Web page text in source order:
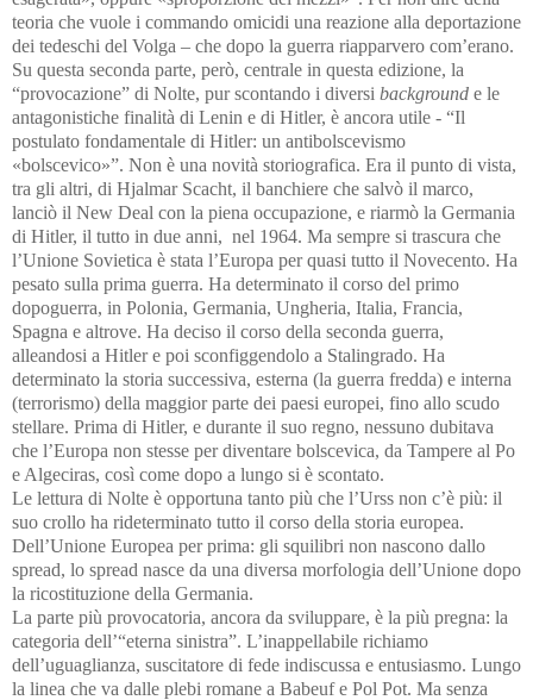
teoria che vuole i commando omicidi una reazione alla deportazione
dei tedeschi del Volga – che dopo la guerra riapparvero com’erano.
Su questa seconda parte, però, centrale in questa edizione, la
“provocazione” di Nolte, pur scontando i diversi background e le
antagonistiche finalità di Lenin e di Hitler, è ancora utile - “Il
postulato fondamentale di Hitler: un antibolscevismo
«bolscevico»”. Non è una novità storiografica. Era il punto di vista,
tra gli altri, di Hjalmar Scacht, il banchiere che salvò il marco,
lanciò il New Deal con la piena occupazione, e riarmò la Germania
di Hitler, il tutto in due anni, nel 1964. Ma sempre si trascura che
l’Unione Sovietica è stata l’Europa per quasi tutto il Novecento. Ha
pesato sulla prima guerra. Ha determinato il corso del primo
dopoguerra, in Polonia, Germania, Ungheria, Italia, Francia,
Spagna e altrove. Ha deciso il corso della seconda guerra,
alleandosi a Hitler e poi sconfiggendolo a Stalingrado. Ha
determinato la storia successiva, esterna (la guerra fredda) e interna
(terrorismo) della maggior parte dei paesi europei, fino allo scudo
stellare. Prima di Hitler, e durante il suo regno, nessuno dubitava
che l’Europa non stesse per diventare bolscevica, da Tampere al Po
e Algeciras, così come dopo a lungo si è scontato.
Le lettura di Nolte è opportuna tanto più che l’Urss non c’è più: il
suo crollo ha rideterminato tutto il corso della storia europea.
Dell’Unione Europea per prima: gli squilibri non nascono dallo
spread, lo spread nasce da una diversa morfologia dell’Unione dopo
la ricostituzione della Germania.
La parte più provocatoria, ancora da sviluppare, è la più pregna: la
categoria dell’“eterna sinistra”. L’inappellabile richiamo
dell’uguaglianza, suscitatore di fede indiscussa e entusiasmo. Lungo
la linea che va dalle plebi romane a Babeuf e Pol Pot. Ma senza